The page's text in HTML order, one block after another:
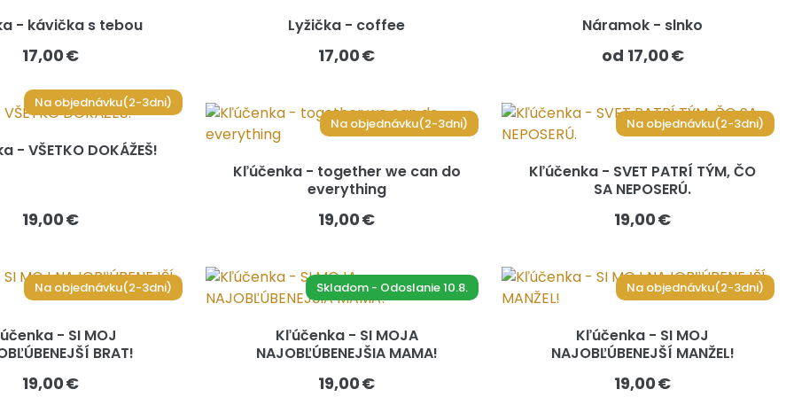
- kávička s tebou
17,00 €
Lyžička - coffee
17,00 €
Náramok - slnko
od 17,00 €
Na objednávku(2-3dni)
- VŠETKO DOKÁŽEŠ!
19,00 €
Na objednávku(2-3dni)
Kľúčenka - together we can do
everything
19,00 €
Na objednávku(2-3dni)
Kľúčenka - SVET PATRÍ TÝM, ČO
SA NEPOSERÚ.
19,00 €
Na objednávku(2-3dni)
- SI MOJ
BRAT!
19,00 €
Skladom - Odoslanie 10.8.
Kľúčenka - SI MOJA
NAJOBĽÚBENEJŠIA MAMA!
19,00 €
Na objednávku(2-3dni)
Kľúčenka - SI MOJ
NAJOBĽÚBENEJŠÍ MANŽEL!
19,00 €